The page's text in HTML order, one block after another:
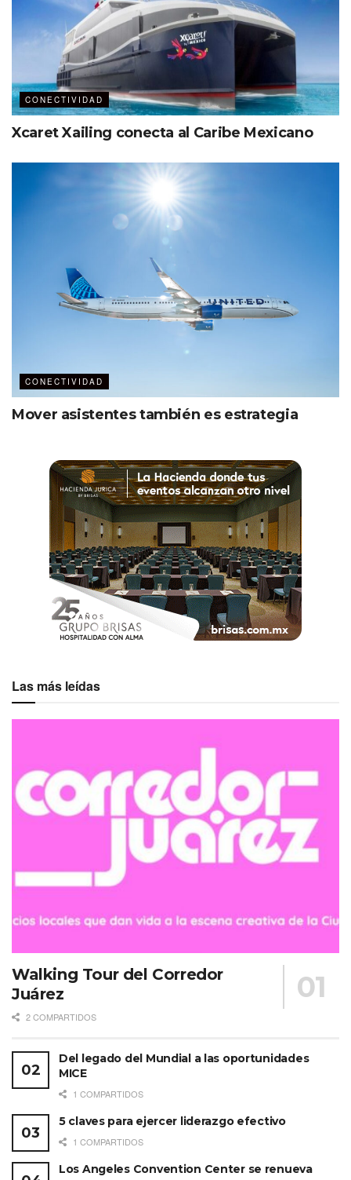
CONECTIVIDAD
Xcaret Xailing conecta al Caribe Mexicano
CONECTIVIDAD
Mover asistentes también es estrategia
Las más leídas
Walking Tour del Corredor
Juárez
2 COMPARTIDOS
Del legado del Mundial a las oportunidades
MICE
1 COMPARTIDOS
5 claves para ejercer liderazgo efectivo
1 COMPARTIDOS
Los Angeles Convention Center se renueva